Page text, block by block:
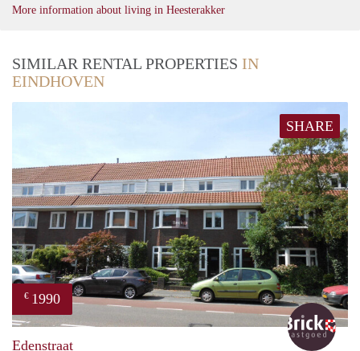
More information about living in Heesterakker
SIMILAR RENTAL PROPERTIES IN
EINDHOVEN
SHARE
€ 1990
Brick
Edenstraat